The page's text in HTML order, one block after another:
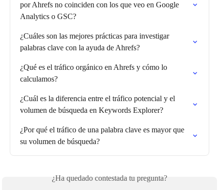
por Ahrefs no coinciden con los que veo en Google
Analytics o GSC?
¿Cuáles son las mejores prácticas para investigar
palabras clave con la ayuda de Ahrefs?
¿Qué es el tráfico orgánico en Ahrefs y cómo lo
calculamos?
¿Cuál es la diferencia entre el tráfico potencial y el
volumen de búsqueda en Keywords Explorer?
¿Por qué el tráfico de una palabra clave es mayor que
su volumen de búsqueda?
¿Ha quedado contestada tu pregunta?